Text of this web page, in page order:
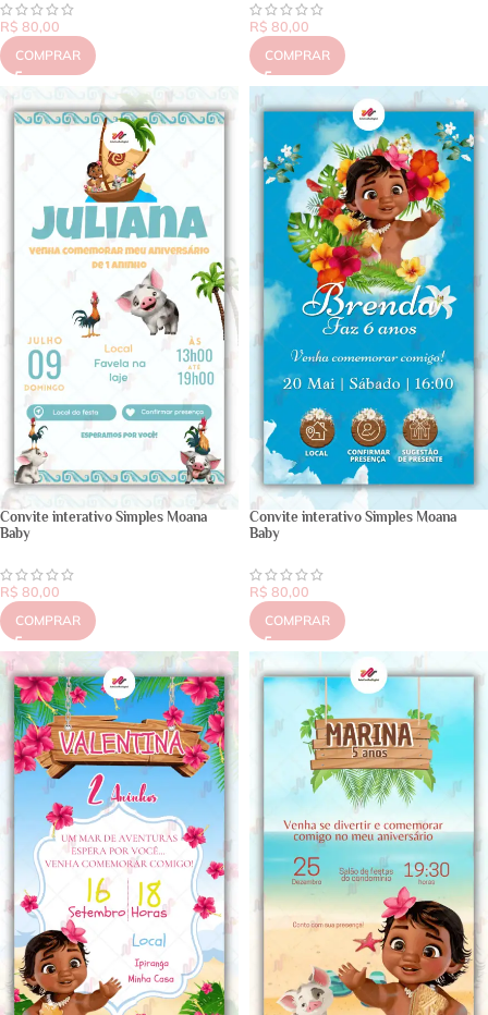
R$ 80,00
COMPRAR
R$ 80,00
COMPRAR
Convite interativo Simples Moana
Baby
R$ 80,00
COMPRAR
Convite interativo Simples Moana
Baby
R$ 80,00
COMPRAR